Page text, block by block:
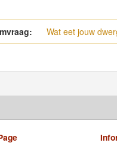
Wat eet jouw